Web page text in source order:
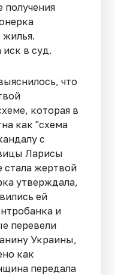
получения
жилья.
в суд.
что
которая в
как "схема
с
Ларисы
стала жертвой
утверждала,
ей
и
перевели
Украины,
как
передала